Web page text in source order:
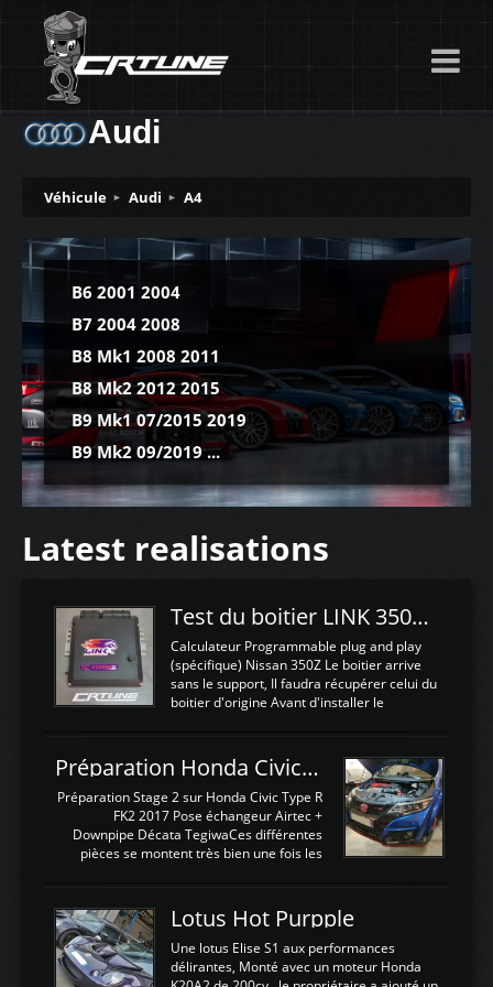
Audi
Véhicule Audi A4
B6 2001 2004
B7 2004 2008
B8 Mk1 2008 2011
B8 Mk2 2012 2015
B9 Mk1 07/2015 2019
B9 Mk2 09/2019 ...
Latest realisations
Test du boitier LINK 350Z Plugin ECU
Calculateur Programmable plug and play
(spécifique) Nissan 350Z Le boitier arrive
sans le support, Il faudra récupérer celui du
boitier d'origine Avant d'installer le
d'envoyer l'information de la large bande
dans le boitier. sydney sweeney deepfake
La sortie 0-5V de l'afr sera connectée sur
l'entrée AN Volt 8 et GndAN pour
Analogique, et Volt car l'information est une
tension (Pas une résistance variable d'un
est temps de brancher le ...
Préparation Honda Civic Type R FK2
Préparation Stage 2 sur Honda Civic Type R
FK2 2017 Pose échangeur Airtec +
Downpipe Décata TegiwaCes différentes
pièces se montent très bien une fois les
légere découpe du plastique inferieur,
negénant en rien la structure ou le
fonctionnement du fond plat. Une
reprogrammation Stage 2 est faite sur le
Lotus Hot Purpple
Une lotus Elise S1 aux performances
délirantes, Monté avec un moteur Honda